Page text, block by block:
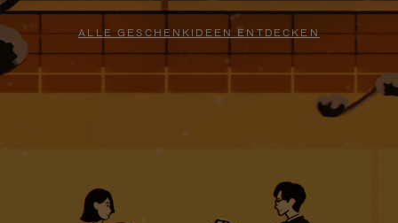
ALLE GESCHENKIDEEN ENTDECKEN